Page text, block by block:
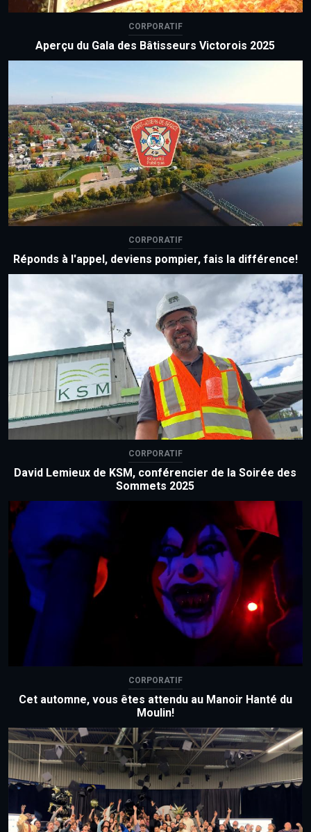
CORPORATIF
Aperçu du Gala des Bâtisseurs Victorois 2025
CORPORATIF
Réponds à l'appel, deviens pompier, fais la différence!
CORPORATIF
David Lemieux de KSM, conférencier de la Soirée des
Sommets 2025
CORPORATIF
Cet automne, vous êtes attendu au Manoir Hanté du
Moulin!